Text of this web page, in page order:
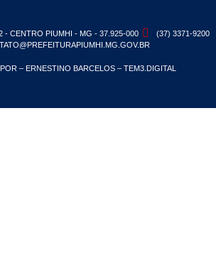
- CENTRO PIUMHI - MG - 37.925-000
(37) 3371-9200
– ERNESTINO BARCELOS – TEM3.DIGITAL